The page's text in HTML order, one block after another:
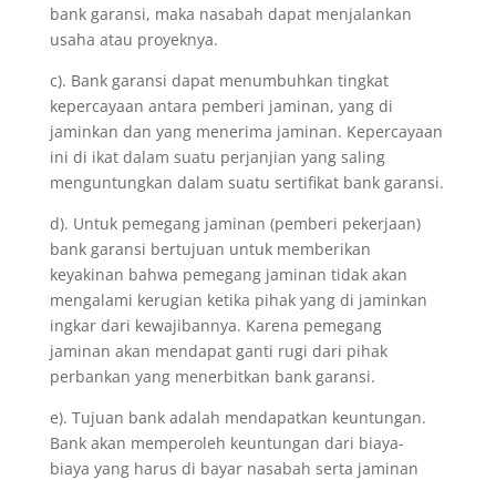
bank garansi, maka nasabah dapat menjalankan
usaha atau proyeknya.
c). Bank garansi dapat menumbuhkan tingkat
kepercayaan antara pemberi jaminan, yang di
jaminkan dan yang menerima jaminan. Kepercayaan
ini di ikat dalam suatu perjanjian yang saling
menguntungkan dalam suatu sertifikat bank garansi.
d). Untuk pemegang jaminan (pemberi pekerjaan)
bank garansi bertujuan untuk memberikan
keyakinan bahwa pemegang jaminan tidak akan
mengalami kerugian ketika pihak yang di jaminkan
ingkar dari kewajibannya. Karena pemegang
jaminan akan mendapat ganti rugi dari pihak
perbankan yang menerbitkan bank garansi.
e). Tujuan bank adalah mendapatkan keuntungan.
Bank akan memperoleh keuntungan dari biaya-
biaya yang harus di bayar nasabah serta jaminan